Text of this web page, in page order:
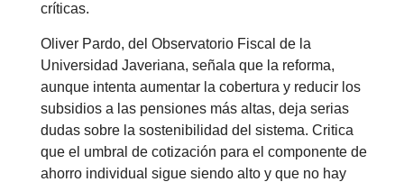
críticas.
Oliver Pardo, del Observatorio Fiscal de la
Universidad Javeriana, señala que la reforma,
aunque intenta aumentar la cobertura y reducir los
subsidios a las pensiones más altas, deja serias
dudas sobre la sostenibilidad del sistema. Critica
que el umbral de cotización para el componente de
ahorro individual sigue siendo alto y que no hay